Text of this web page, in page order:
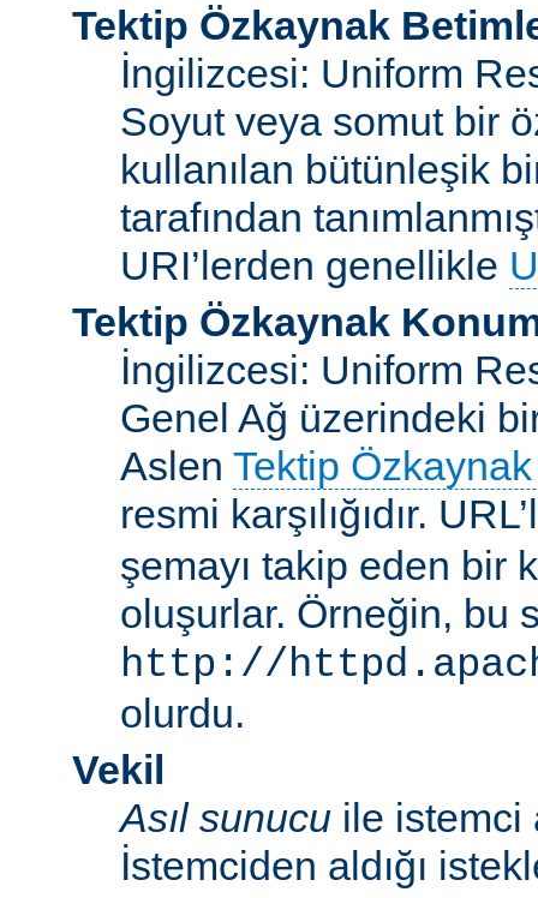
Tektip Özkaynak
İngilizcesi: Uniform
Soyut veya somut bir
kullanılan bütünleşik
tarafından
URI’lerden genellikle
Tektip Özkaynak
İngilizcesi: Uniform
Genel Ağ üzerindeki
Aslen Tektip
resmi karşılığıdır.
şemayı takip eden bir
oluşurlar. Örneğin, bu
http://
olurdu.
Vekil
Asıl sunucu ile istemci
İstemciden aldığı